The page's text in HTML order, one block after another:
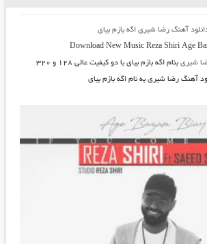
آهنگ رضا شیری اگه بازم بیای
Download New Music Reza Shiri Age
شیریبنام اگه بازم بیای با دو کیفیت عالی ۱۲۸ و ۳۲۰
آهنگ رضا شیری به نام اگه بازم بیای